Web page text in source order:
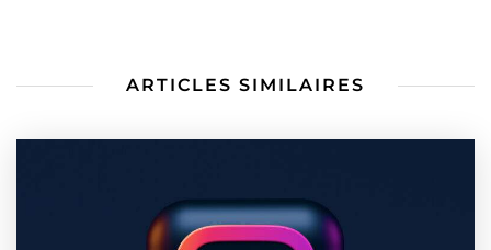
ARTICLES SIMILAIRES